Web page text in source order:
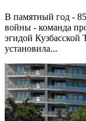
В памятный год -
войны - команда
эгидой
установила...